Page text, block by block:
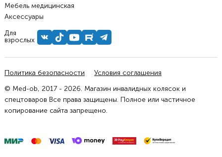
Мебель медицинская
Аксессуары
Для
взрослых
Политика безопасности
Условия соглашения
© Med-ob, 2017 - 2026. Магазин инвалидных колясок и
спецтоваров Все права защищены. Полное или частичное
копирование сайта запрещено.